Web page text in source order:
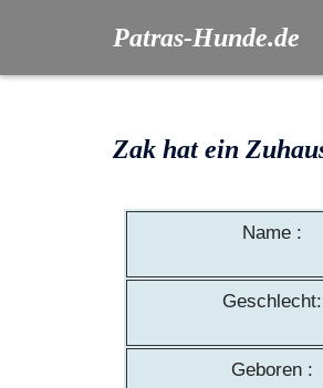
Patras-Hunde.de
Zak hat ein
Name :
Geschlecht:
Geboren :